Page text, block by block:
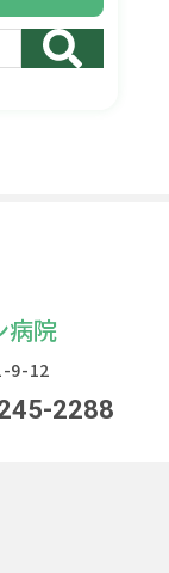
病院
9-12
2288